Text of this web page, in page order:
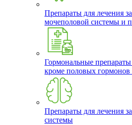
Препараты для лечения
мочеполовой системы и
Гормональные препараты
кроме половых гормонов
Препараты для лечения
системы